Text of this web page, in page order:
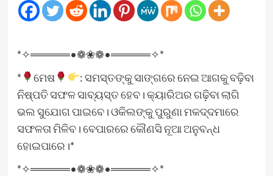
*✧═════•❁❀❁•═════✧*
*
ମେଷ
: ସମସ୍ତଙ୍କୁ ସାଙ୍ଗରେ ନେଇ ଆଗକୁ ବଢ଼ିବା
ନିଷ୍ପତି ସଫଳ ସାବ୍ୟସ୍ତ ହେବ। କ୍ୟାରିଅର ଗଢ଼ିବା ଲାଗି
ଭଲ ସୁଯୋଗ ପାଇବେ। ଓକିଲଙ୍କୁ ପୁରୁଣା ମକଦ୍ଦମାରେ
ସଫଳତା ମିଳିବ। ବେପାରରେ କୌଣସି ନୂଆ ଅନୁବନ୍ଧ
ହୋଇପାରେ।*
*✧═════•❁❀❁•═════✧*